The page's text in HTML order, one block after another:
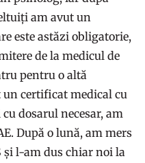
am avut un
este astăzi obligatorie,
de la medicul de
pentru o altă
un certificat medical cu
dosarul necesar, am
După o lună, am mers
și l-am dus chiar noi la